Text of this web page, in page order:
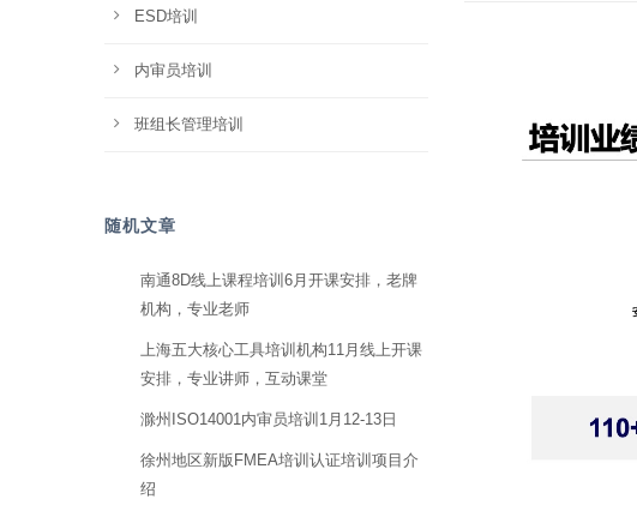
ESD培训
内审员培训
班组长管理培训
随机文章
南通8D线上课程培训6月开课安排，老牌
机构，专业老师
上海五大核心工具培训机构11月线上开课
安排，专业讲师，互动课堂
滁州ISO14001内审员培训1月12-13日
徐州地区新版FMEA培训认证培训项目介
绍